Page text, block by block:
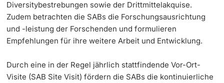
Diversitybestrebungen sowie der Drittmittelakquise.
Zudem betrachten die SABs die Forschungsausrichtung
und -leistung der Forschenden und formulieren
Empfehlungen für ihre weitere Arbeit und Entwicklung.
Durch eine in der Regel jährlich stattfindende Vor-Ort-
Visite (SAB Site Visit) fördern die SABs die kontinuierliche